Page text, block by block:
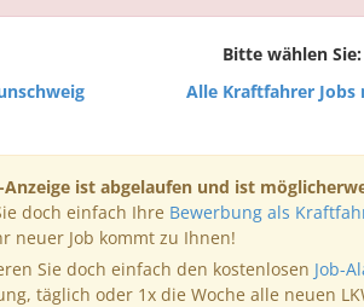
Bitte wählen Sie:
Alle Kraftfahrer Jobs
Anzeige ist abgelaufen und ist
doch einfach Ihre Bewerbung als
neuer Job kommt zu Ihnen!
Sie doch einfach den kostenlosen Job-
täglich oder 1x die Woche alle neuen